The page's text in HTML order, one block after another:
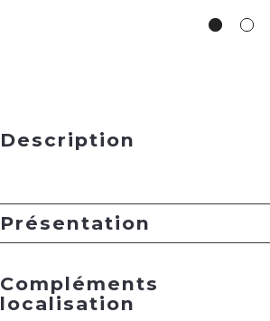
Description
Présentation
Compléments
localisation